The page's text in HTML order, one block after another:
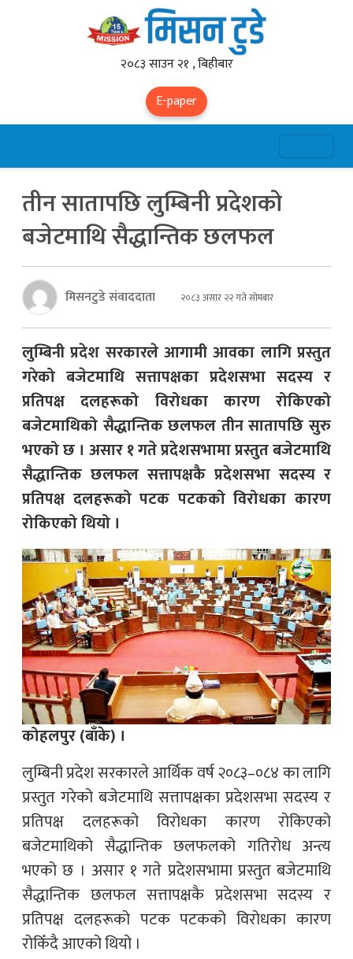
२०८३ साउन २१ , बिहीबार
E-paper
तीन सातापछि लुम्बिनी प्रदेशको
बजेटमाथि सैद्धान्तिक छलफल
मिसनटुडे संवाददाता २०८३ असार २२ गते सोमबार
लुम्बिनी प्रदेश सरकारले आगामी आवका लागि प्रस्तुत
गरेको बजेटमाथि सत्तापक्षका प्रदेशसभा सदस्य र
प्रतिपक्ष दलहरूको विरोधका कारण रोकिएको
बजेटमाथिको सैद्धान्तिक छलफल तीन सातापछि सुरु
भएको छ । असार १ गते प्रदेशसभामा प्रस्तुत बजेटमाथि
सैद्धान्तिक छलफल सत्तापक्षकै प्रदेशसभा सदस्य र
प्रतिपक्ष दलहरूको पटक पटकको विरोधका कारण
रोकिएको थियो ।
कोहलपुर (बाँके) ।
लुम्बिनी प्रदेश सरकारले आर्थिक वर्ष २०८३–०८४ का लागि
प्रस्तुत गरेको बजेटमाथि सत्तापक्षका प्रदेशसभा सदस्य र
प्रतिपक्ष दलहरूको विरोधका कारण रोकिएको
बजेटमाथिको सैद्धान्तिक छलफलको गतिरोध अन्त्य
भएको छ । असार १ गते प्रदेशसभामा प्रस्तुत बजेटमाथि
सैद्धान्तिक छलफल सत्तापक्षकै प्रदेशसभा सदस्य र
प्रतिपक्ष दलहरूको पटक पटकको विरोधका कारण
रोकिँदै आएको थियो ।